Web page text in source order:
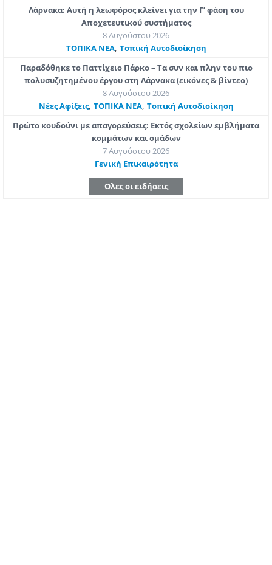
Λάρνακα: Αυτή η λεωφόρος κλείνει για την Γ’ φάση του
Αποχετευτικού συστήματος
8 Αυγούστου 2026
ΤΟΠΙΚΑ ΝΕΑ, Τοπική Αυτοδιοίκηση
Παραδόθηκε το Παττίχειο Πάρκο – Τα συν και πλην του πιο
πολυσυζητημένου έργου στη Λάρνακα (εικόνες & βίντεο)
8 Αυγούστου 2026
Νέες Αφίξεις, ΤΟΠΙΚΑ ΝΕΑ, Τοπική Αυτοδιοίκηση
Πρώτο κουδούνι με απαγορεύσεις: Εκτός σχολείων εμβλήματα
κομμάτων και ομάδων
7 Αυγούστου 2026
Γενική Επικαιρότητα
Ολες οι ειδήσεις